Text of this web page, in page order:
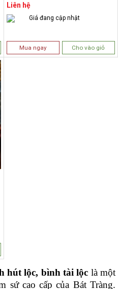
Liên hệ
Giá đang cập nhật
Mua ngay Cho vào giỏ
hút lộc, bình tài lộc là một
sứ cao cấp của Bát Tràng.